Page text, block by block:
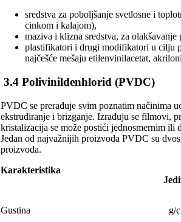
sredstva za poboljšanje svetlosne i
cinkom i kalajom),
maziva i klizna sredstva, za olakšavanje
plastifikatori i drugi modifikatori u cilju
najčešće mešaju etilenvinilacetat,
3.4 Polivinildenhlorid (PVDC)
PVDC se prerađuje svim poznatim načinima
ekstrudiranje i brizganje. Izrađuju se filmovi,
kristalizacija se može postići jednosmernim
Jedan od najvažnijih proizvoda PVDC su
proizvoda.
Karakteristika
Gustina g/